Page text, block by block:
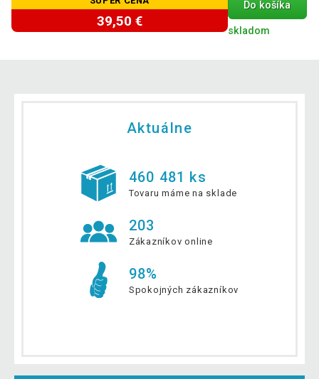
39,50 €
Do košíka
skladom
Aktuálne
460 481 ks
Tovaru máme na sklade
203
Zákazníkov online
98%
Spokojných zákazníkov